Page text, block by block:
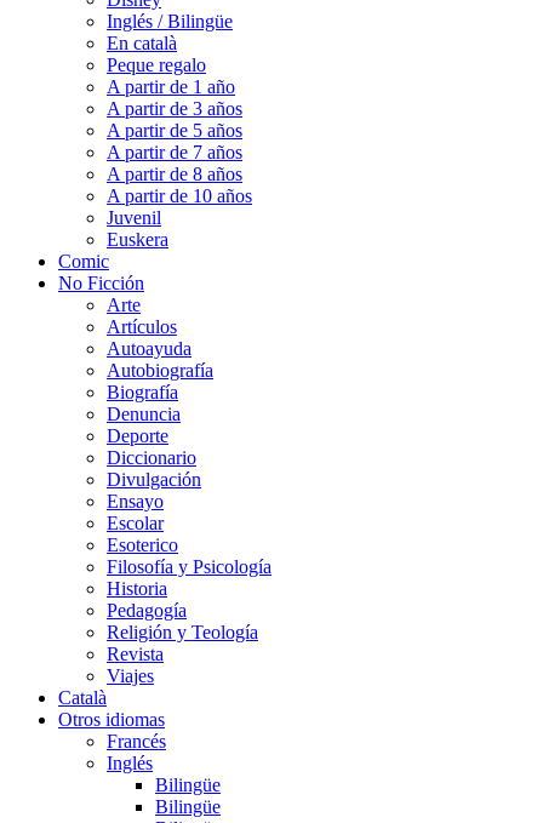
Inglés / Bilingüe
En català
Peque regalo
A partir de 1 año
A partir de 3 años
A partir de 5 años
A partir de 7 años
A partir de 8 años
A partir de 10 años
Juvenil
Euskera
Comic
No Ficción
Arte
Artículos
Autoayuda
Autobiografía
Biografía
Denuncia
Deporte
Diccionario
Divulgación
Ensayo
Escolar
Esoterico
Filosofía y Psicología
Historia
Pedagogía
Religión y Teología
Revista
Viajes
Català
Otros idiomas
Francés
Inglés
Bilingüe
Bilingüe